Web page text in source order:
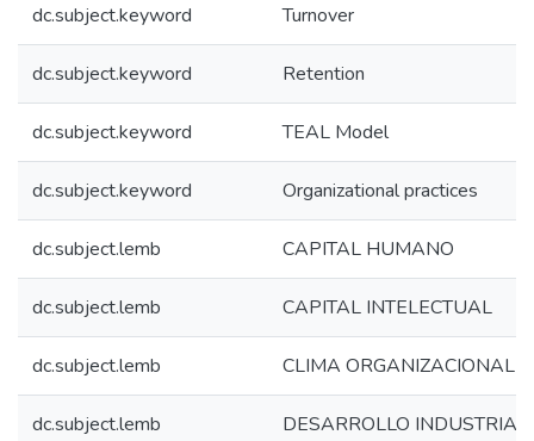
dc.subject.keyword Turnover
dc.subject.keyword Retention
dc.subject.keyword TEAL Model
dc.subject.keyword Organizational practices
dc.subject.lemb CAPITAL HUMANO
dc.subject.lemb CAPITAL INTELECTUAL
dc.subject.lemb CLIMA ORGANIZACIONAL
dc.subject.lemb DESARROLLO INDUSTRIAL